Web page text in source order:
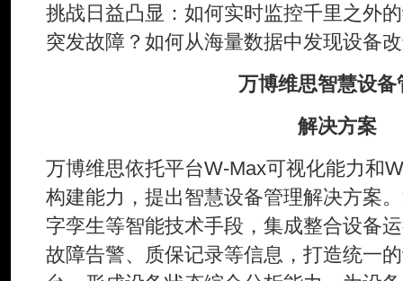
挑战日益凸显：如何实时监控千里之外
突发故障？如何从海量数据中发现设备
万博维思智慧设备
解决方案
万博维思依托平台W-Max可视化能力和
构建能力，提出智慧设备管理解决方案
字孪生等智能技术手段，集成整合设备
故障告警、质保记录等信息，打造统一